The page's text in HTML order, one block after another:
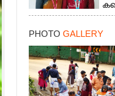
PHOTO GALLERY